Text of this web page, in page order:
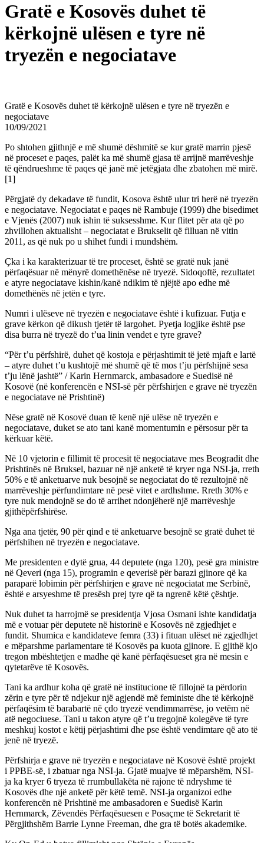
Gratë e Kosovës duhet të
kërkojnë ulësen e tyre në
tryezën e negociatave
Gratë e Kosovës duhet të kërkojnë ulësen e tyre në tryezën e
negociatave
10/09/2021
Po shtohen gjithnjë e më shumë dëshmitë se kur gratë marrin pjesë
në proceset e paqes, palët ka më shumë gjasa të arrijnë marrëveshje
të qëndrueshme të paqes që janë më jetëgjata dhe zbatohen më mirë.
[1]
Përgjatë dy dekadave të fundit, Kosova është ulur tri herë në tryezën
e negociatave. Negociatat e paqes në Rambuje (1999) dhe bisedimet
e Vjenës (2007) nuk ishin të suksesshme. Kur flitet për ata që po
zhvillohen aktualisht – negociatat e Brukselit që filluan në vitin
2011, as që nuk po u shihet fundi i mundshëm.
Çka i ka karakterizuar të tre proceset, është se gratë nuk janë
përfaqësuar në mënyrë domethënëse në tryezë. Sidoqoftë, rezultatet
e atyre negociatave kishin/kanë ndikim të njëjtë apo edhe më
domethënës në jetën e tyre.
Numri i ulëseve në tryezën e negociatave është i kufizuar. Futja e
grave kërkon që dikush tjetër të largohet. Pyetja logjike është pse
disa burra në tryezë do t’ua linin vendet e tyre grave?
“Për t’u përfshirë, duhet që kostoja e përjashtimit të jetë mjaft e lartë
– atyre duhet t’u kushtojë më shumë që të mos t’ju përfshijnë sesa
t’ju lënë jashtë” / Karin Hernmarck, ambasadore e Suedisë në
Kosovë (në konferencën e NSI-së për përfshirjen e grave në tryezën
e negociatave në Prishtinë)
Nëse gratë në Kosovë duan të kenë një ulëse në tryezën e
negociatave, duket se ato tani kanë momentumin e përsosur për ta
kërkuar këtë.
Në 10 vjetorin e fillimit të procesit të negociatave mes Beogradit dhe
Prishtinës në Bruksel, bazuar në një anketë të kryer nga NSI-ja, rreth
50% e të anketuarve nuk besojnë se negociatat do të rezultojnë në
marrëveshje përfundimtare në pesë vitet e ardhshme. Rreth 30% e
tyre nuk mendojnë se do të arrihet ndonjëherë një marrëveshje
gjithëpërfshirëse.
Nga ana tjetër, 90 për qind e të anketuarve besojnë se gratë duhet të
përfshihen në tryezën e negociatave.
Me presidenten e dytë grua, 44 deputete (nga 120), pesë gra ministre
në Qeveri (nga 15), programin e qeverisë për barazi gjinore që ka
paraparë lobimin për përfshirjen e grave në negociatat me Serbinë,
është e arsyeshme të presësh prej tyre që ta ngrenë këtë çështje.
Nuk duhet ta harrojmë se presidentja Vjosa Osmani ishte kandidatja
më e votuar për deputete në historinë e Kosovës në zgjedhjet e
fundit. Shumica e kandidateve femra (33) i fituan ulëset në zgjedhjet
e mëparshme parlamentare të Kosovës pa kuota gjinore. E gjithë kjo
tregon mbështetjen e madhe që kanë përfaqësueset gra në mesin e
qytetarëve të Kosovës.
Tani ka ardhur koha që gratë në institucione të fillojnë ta përdorin
zërin e tyre për të ndjekur një agjendë më feministe dhe të kërkojnë
përfaqësim të barabartë në çdo tryezë vendimmarrëse, jo vetëm në
atë negociuese. Tani u takon atyre që t’u tregojnë kolegëve të tyre
meshkuj kostot e këtij përjashtimi dhe pse është vendimtare që ato të
jenë në tryezë.
Përfshirja e grave në tryezën e negociatave në Kosovë është projekt
i PPBE-së, i zbatuar nga NSI-ja. Gjatë muajve të mëparshëm, NSI-
ja ka kryer 6 tryeza të rrumbullakëta në rajone të ndryshme të
Kosovës dhe një anketë për këtë temë. NSI-ja organizoi edhe
konferencën në Prishtinë me ambasadoren e Suedisë Karin
Hernmarck, Zëvendës Përfaqësuesen e Posaçme të Sekretarit të
Përgjithshëm Barrie Lynne Freeman, dhe gra të botës akademike.